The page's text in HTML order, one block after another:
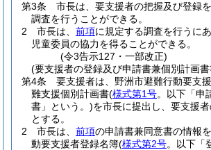
第3条
市長は、要支援者の把握及び登録
調査を行うことができる。
2
市長は、 前項に規定する調査を行うに
児童委員の協力を得ることができる。
(令3告示127・一部改正)
(要支援者の登録及び申請書兼個別計画
第4条
要支援者は、野洲市避難行動要支
難支援個別計画書(様式第1号。以下「申
書」という。)を市長に提出し、要支援
とする。
2
市長は、 前項の申請書兼同意書の情報
動要支援者登録名簿(様式第2号。以下「